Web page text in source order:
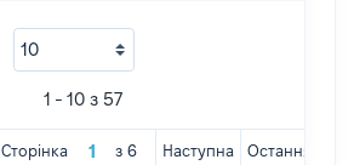
1 - 10 з 57
Сторінка з 6 Наступна Остання